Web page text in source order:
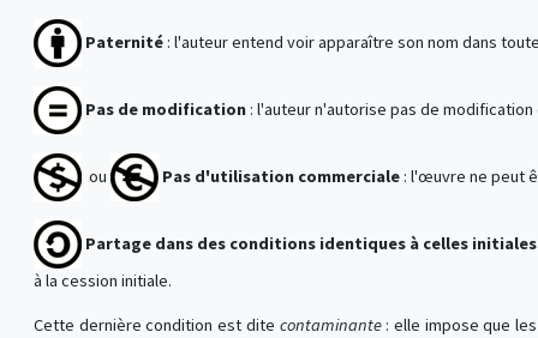
Paternité: l'auteur entend voir apparaître son nom dans
Pas de modification: l'auteur n'autorise pas de
ou Pas d'utilisation commerciale: l'œuvre ne peut
Partage dans des conditions identiques à celles initiales
à la cession initiale.
Cette dernière condition est dite contaminante: elle impose que